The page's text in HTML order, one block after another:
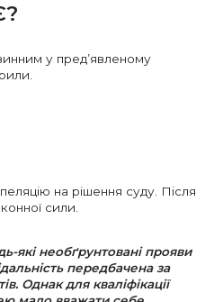
у пред’явленому
на рішення суду. Після
сили.
які необґрунтовані прояви
передбачена за
Однак для кваліфікації